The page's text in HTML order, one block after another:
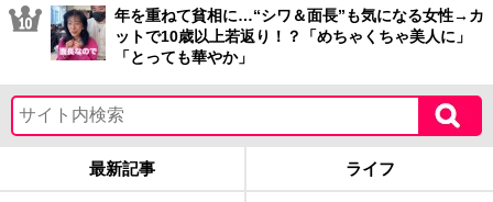
年を重ねて貧相に…“シワ＆面長”も気になる女性→カ
ットで10歳以上若返り！？「めちゃくちゃ美人に」
「とっても華やか」
最新記事 ライフ